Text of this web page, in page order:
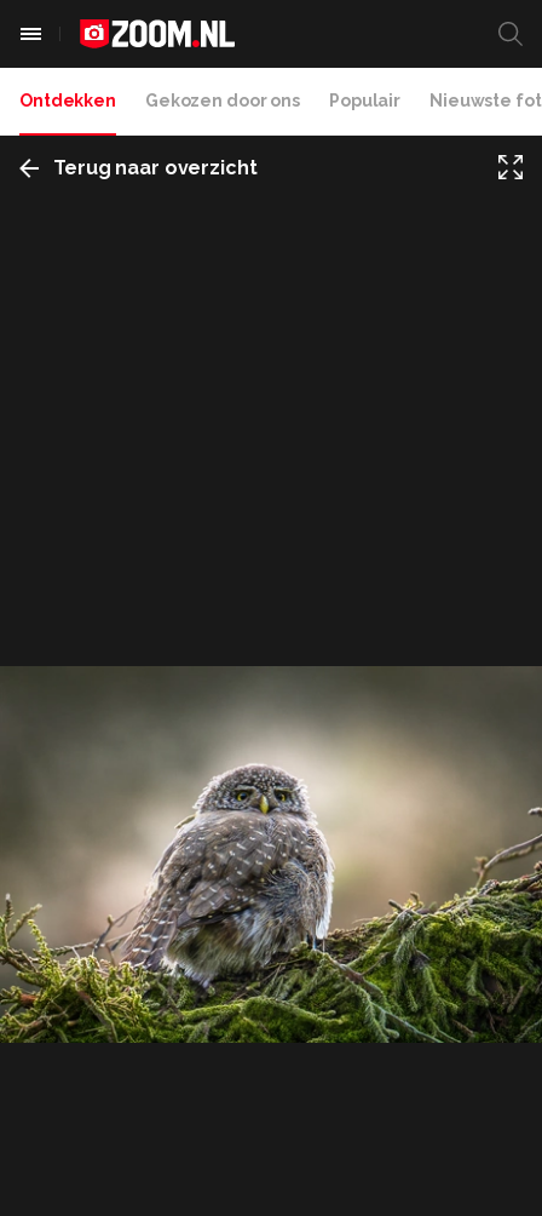
Ontdekken Gekozen door ons Populair Nieuwste
Terug naar overzicht